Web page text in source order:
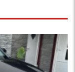
P
R
V
I
V
L
A
S
N